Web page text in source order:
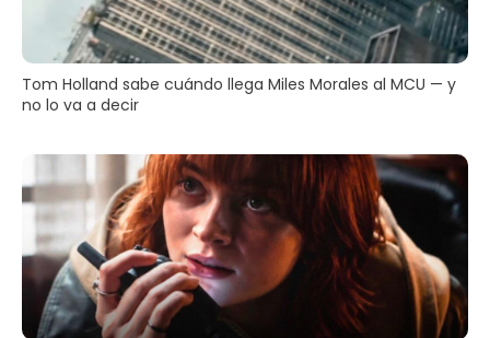
Tom Holland sabe cuándo llega Miles Morales al MCU — y
no lo va a decir